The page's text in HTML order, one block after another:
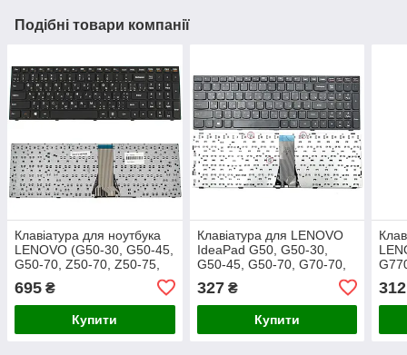
Подібні товари компанії
Клавіатура для ноутбука
LENOVO (G50-30, G50-45,
G50-70, Z50-70, Z50-75,
695 ₴
Купити
Клавіатура для LENOVO
IdeaPad G50, G50-30,
G50-45, G50-70, G70-70,
G70-80, Z50-70, Z50-75,
Z70-80 Flex 2-15 (RU
Black Чорна рамка)
327₴
Купити
312